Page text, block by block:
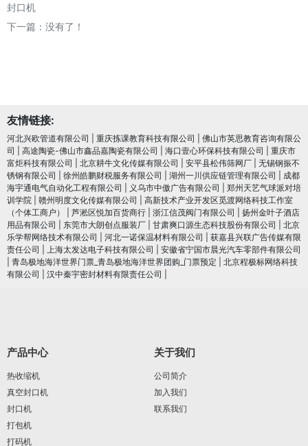
封口机
下一篇：没有了！
友情链接:
河北兴欧管道有限公司 重庆拣课教育科技有限公司
佛山市英思教育咨询有限公
司
高途陶瓷-佛山市鑫品嘉陶瓷有限公司 海口壹心环保科技有限公司
重庆市
富炬科技有限公司
北京耕牛文化传媒有限公司 安平县松伟筛网厂
无锡钢振不
锈钢有限公司
徐州皓鹏财税服务有限公司 湖州一川供应链管理有限公司
成都
海宇通电气自动化工程有限公司
义乌市中傲广告有限公司
郑州天艺气球派对培
训学院
赣州明度文化传媒有限公司
高新技术产业开发区觅渡网络科技工作室
（个体工商户）
芦淞区悦加百货商行 浙江信茂阀门有限公司
扬州金叶子酒店
用品有限公司
东莞市大朗创点服装厂 甘肃爽口源生态科技股份有限公司
北京
乐学帮网络技术有限公司
河北一诺保温材料有限公司
获嘉县兴联广告传媒有限
责任公司
上海太发达电子科技有限公司
安徽省宁国市晨光汽车零部件有限公司
青岛极地海洋世界门票_青岛极地海洋世界团购_门票预定
北京程极标网络科技
有限公司
汉中秦宇密封材料有限责任公司
产品中心
热收缩机
真空封口机
封口机
打包机
打码机
关于我们
公司简介
加入我们
联系我们